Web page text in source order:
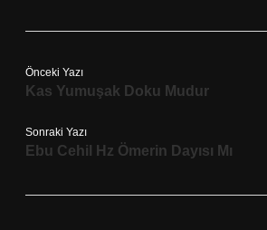
Önceki Yazı
Kas Yumuşak Doku Mudur
Sonraki Yazı
Ebu Cehil Hz Ömerin Dayısı Mı